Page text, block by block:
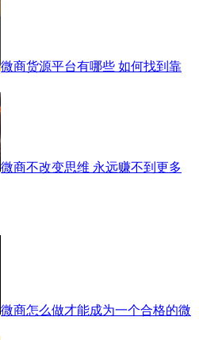
微商货源平台有哪些 如何找到靠
微商不改变思维 永远赚不到更多
微商怎么做才能成为一个合格的微